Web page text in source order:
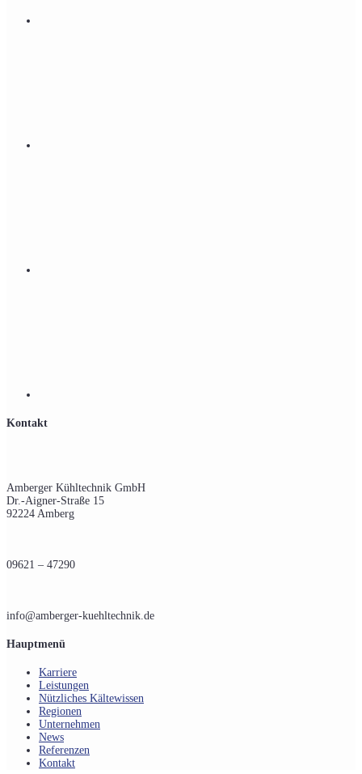
Kontakt
Amberger Kühltechnik GmbH
Dr.-Aigner-Straße 15
92224 Amberg
09621 – 47290
info@amberger-kuehltechnik.de
Hauptmenü
Karriere
Leistungen
Nützliches Kältewissen
Regionen
Unternehmen
News
Referenzen
Kontakt